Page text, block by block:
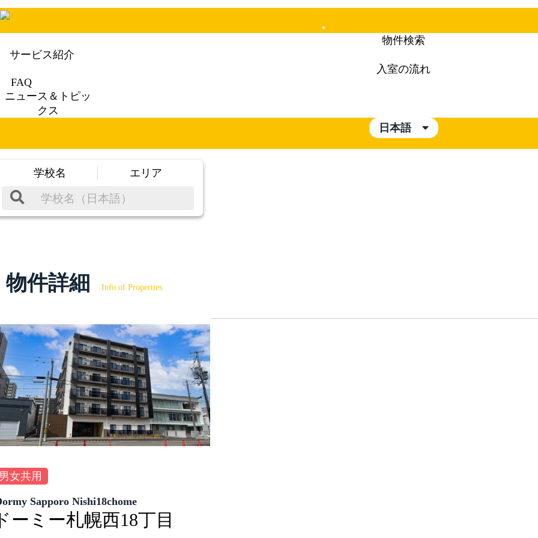
Mobile
物件検索
サービス紹介
入室の流れ
FAQ
ニュース＆トピッ
クス
日本語
学校名 エリア
物件詳細 Info of Properties
女共用
Sapporo Nishi18chome
ーミー札幌西18丁目